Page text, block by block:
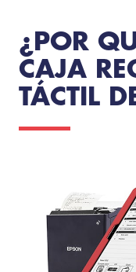
¿POR
CAJA
TÁCTIL